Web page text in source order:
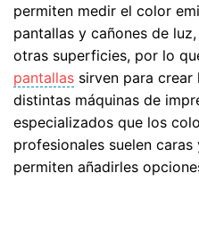
permiten medir el color
pantallas y cañones de
otras superficies, por lo
pantallas sirven para
distintas máquinas de
especializados que los
profesionales suelen
permiten añadirles